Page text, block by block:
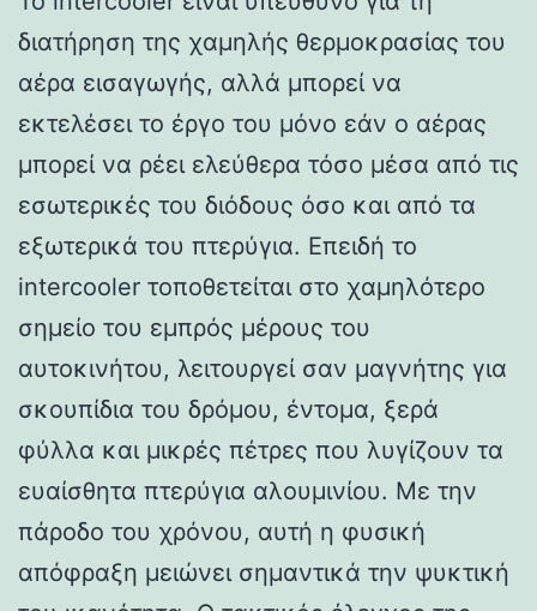
διατήρηση της χαμηλής θερμοκρασίας του
αέρα εισαγωγής, αλλά μπορεί να
εκτελέσει το έργο του μόνο εάν ο αέρας
μπορεί να ρέει ελεύθερα τόσο μέσα από τις
εσωτερικές του διόδους όσο και από τα
εξωτερικά του πτερύγια. Επειδή το
intercooler τοποθετείται στο χαμηλότερο
σημείο του εμπρός μέρους του
αυτοκινήτου, λειτουργεί σαν μαγνήτης για
σκουπίδια του δρόμου, έντομα, ξερά
φύλλα και μικρές πέτρες που λυγίζουν τα
ευαίσθητα πτερύγια αλουμινίου. Με την
πάροδο του χρόνου, αυτή η φυσική
απόφραξη μειώνει σημαντικά την ψυκτική